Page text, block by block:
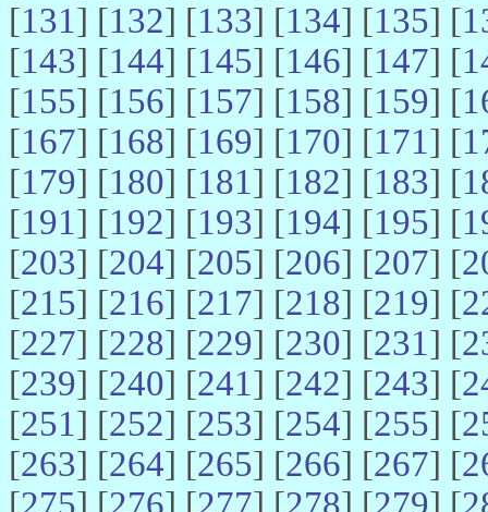
[131] [132] [133] [134] [135] [
[143] [144] [145] [146] [147] [
[155] [156] [157] [158] [159] [
[167] [168] [169] [170] [171] [
[179] [180] [181] [182] [183] [
[191] [192] [193] [194] [195] [
[203] [204] [205] [206] [207] [
[215] [216] [217] [218] [219] [
[227] [228] [229] [230] [231] [
[239] [240] [241] [242] [243] [
[251] [252] [253] [254] [255] [
[263] [264] [265] [266] [267] [
[275] [276] [277] [278] [279] [